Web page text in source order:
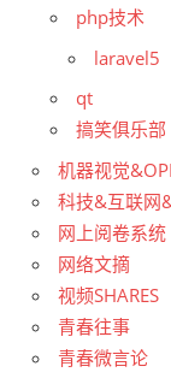
php技术
laravel5
qt
搞笑俱乐
机器视觉
科技&互联网
网上阅卷系统
网络文摘
视频SHARES
青春往事
青春微言论